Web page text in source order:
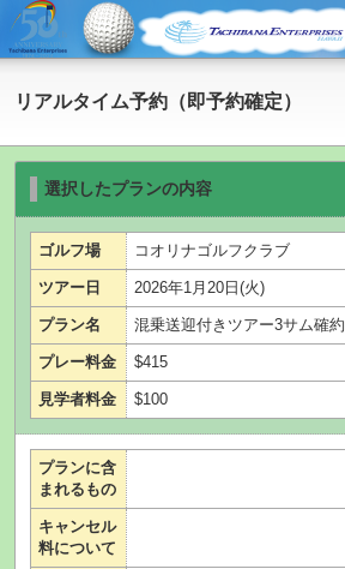
リアルタイム予約（即予約確定）
選択したプランの内容
ゴルフ場 コオリナゴルフクラブ
ツアー日 2026年1月20日(火)
プラン名 混乗送迎付きツアー3サム確約
プレー料金 $415
見学者料金 $100
プランに含
まれるもの
キャンセル
料について